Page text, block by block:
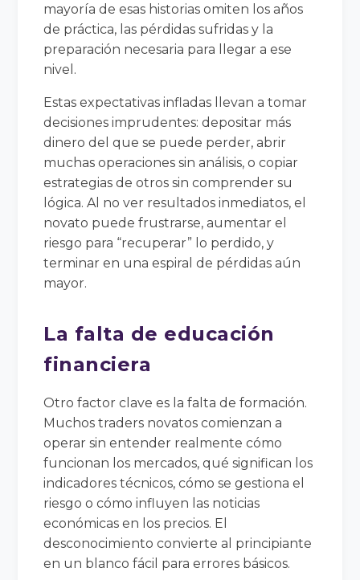
mayoría de esas historias omiten los años
de práctica, las pérdidas sufridas y la
preparación necesaria para llegar a ese
nivel.
Estas expectativas infladas llevan a tomar
decisiones imprudentes: depositar más
dinero del que se puede perder, abrir
muchas operaciones sin análisis, o copiar
estrategias de otros sin comprender su
lógica. Al no ver resultados inmediatos, el
novato puede frustrarse, aumentar el
riesgo para “recuperar” lo perdido, y
terminar en una espiral de pérdidas aún
mayor.
La falta de educación
financiera
Otro factor clave es la falta de formación.
Muchos traders novatos comienzan a
operar sin entender realmente cómo
funcionan los mercados, qué significan los
indicadores técnicos, cómo se gestiona el
riesgo o cómo influyen las noticias
económicas en los precios. El
desconocimiento convierte al principiante
en un blanco fácil para errores básicos.